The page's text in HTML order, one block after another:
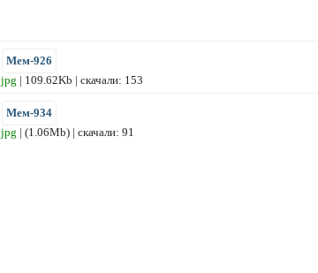
Мем-926
jpg | 109.62Kb | скачали: 153
Мем-934
jpg | (1.06Mb) | скачали: 91